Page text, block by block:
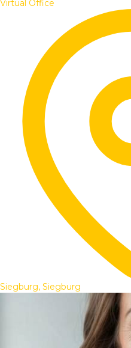
Virtual Office
Siegburg, Siegburg